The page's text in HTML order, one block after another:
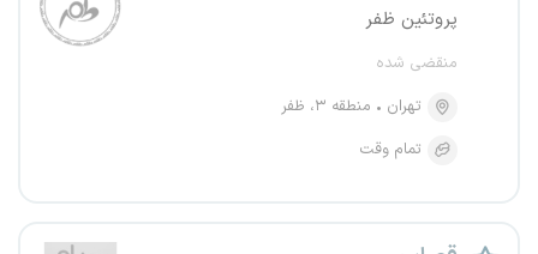
پروتئین ظفر
منقضی شده
تهران
منطقه ۳، ظفر
تمام وقت